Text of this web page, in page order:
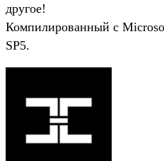
другое!
Компилированный с
SP5.